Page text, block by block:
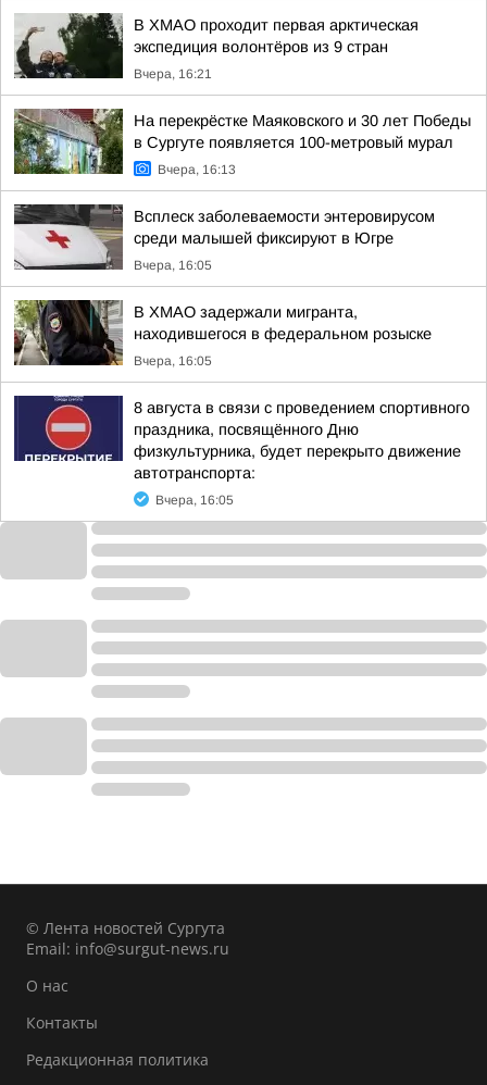
В ХМАО проходит первая арктическая
экспедиция волонтёров из 9 стран
Вчера, 16:21
На перекрёстке Маяковского и 30 лет Победы
в Сургуте появляется 100-метровый мурал
Вчера, 16:13
Всплеск заболеваемости энтеровирусом
среди малышей фиксируют в Югре
Вчера, 16:05
В ХМАО задержали мигранта,
находившегося в федеральном розыске
Вчера, 16:05
8 августа в связи с проведением спортивного
праздника, посвящённого Дню
физкультурника, будет перекрыто движение
автотранспорта:
Вчера, 16:05
© Лента новостей Сургута
Email: info@surgut-news.ru
О нас
Контакты
Редакционная политика